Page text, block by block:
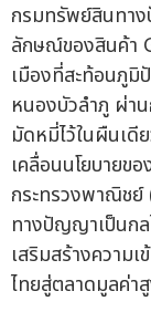
กรมทรัพย์สินทา
ลักษณ์ของสินค้า
เมืองที่สะท้อนภู
หนองบัวลำภู ผ่า
มัดหมี่ไว้ในผืนเดี
เคลื่อนนโยบายข
กระทรวงพาณิชย์
ทางปัญญาเป็นก
เสริมสร้างความ
ไทยสู่ตลาดมูลค่า